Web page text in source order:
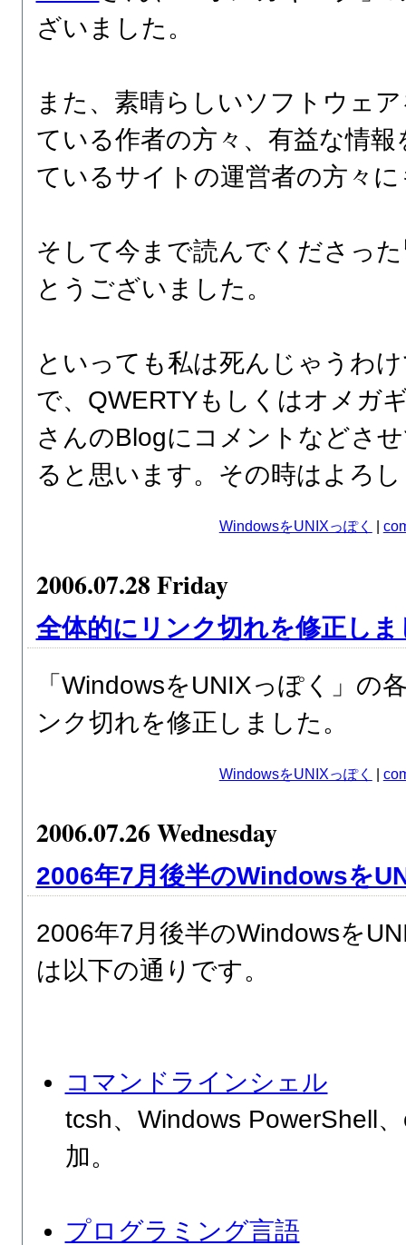
ざいました。
また、素晴らしいソフトウェ
ている作者の方々、有益な情
ているサイトの運営者の方々
そして今まで読んでくださっ
とうございました。
といっても私は死んじゃうわ
で、QWERTYもしくはオメガ
さんのBlogにコメントなどさ
ると思います。その時はよろ
WindowsをUNIXっぽく
2006.07.28 Friday
全体的にリンク切れを修正しま
「WindowsをUNIXっぽく」の
ンク切れを修正しました。
WindowsをUNIXっぽく
2006.07.26 Wednesday
2006年7月後半のWindowsを
2006年7月後半のWindowsを
は以下の通りです。
コマンドラインシェル
tcsh、Windows PowerShell
加。
プログラミング言語